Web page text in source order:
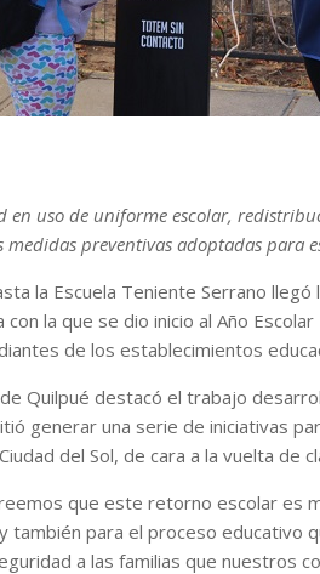
uso de uniforme escolar,
preventivas adoptadas para
la Escuela Teniente Serrano llegó
la que se dio inicio al Año
de los establecimientos
Quilpué destacó el trabajo
generar una serie de iniciativas
del Sol, de cara a la vuelta de
que este retorno escolar es
también para el proceso educativo
a las familias que nuestros